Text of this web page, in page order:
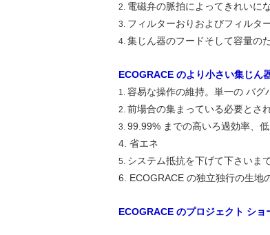
2. 電磁弁の脈拍によってきれいに
3. フィルターおりおよびフィルタ
4. 集じん器のフードそして容量の
ECOGRACE のより小さい集じん
1. 容易な操作の維持。単一の バグ
2. 前場合の集まっている必要とさ
3. 99.99% までの高いろ過効率、
4. 省エネ
5. システム抵抗を下げて下さいま
6. ECOGRACE の独立独行の生地
ECOGRACE のプロジェクト ショ